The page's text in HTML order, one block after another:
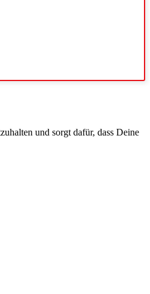
und sorgt dafür, dass Deine